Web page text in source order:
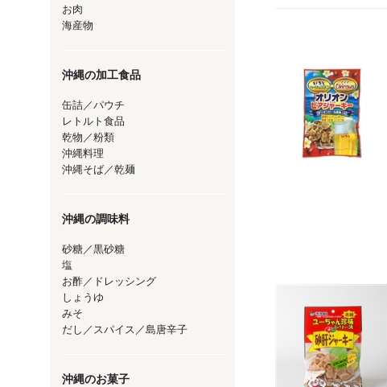
お肉
海産物
沖縄の加工食品
缶詰／パウチ
レトルト食品
乾物／粉類
沖縄料理
沖縄そば／乾麺
沖縄の調味料
砂糖／黒砂糖
塩
お酢／ドレッシング
しょうゆ
みそ
だし／スパイス／島唐辛子
沖縄のお菓子